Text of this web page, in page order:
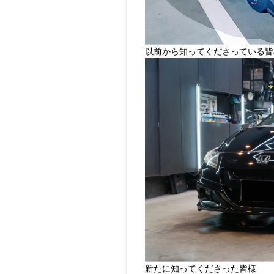
以前から知ってくださっている
新たに知ってくださった皆様